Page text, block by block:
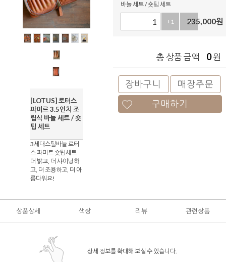
[LOTUS] 로터스
파미르 3.5인치 조
립식 바늘 세트 / 숏
팁 세트
3세대스틸바늘 로터
스 파미르 숏팁세트
더 밝고, 더 샤이닝하
고, 더 조용하고, 더 아
름다워요!
바늘 세트 / 숏팁 세트
+1 -1
235,000원
총 상품 금액 0원
장바구니
매장주문
구매하기
상품상세 색상 리뷰 관련상품
상세 정보를 확대해 보실 수 있습니다.